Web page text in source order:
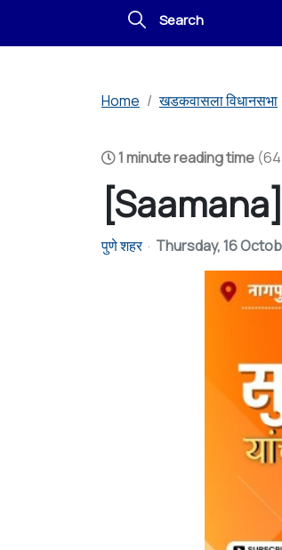
Search
Home खडकवासला विधानसभा
1 minute reading time
पुणे शहर Thursday, 16